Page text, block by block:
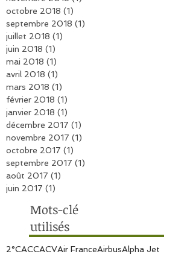
décembre 2018 (1)
novembre 2018
(1)1 post
octobre 2018
septembre 2018
juillet 2018 (1)
juin 2018 (1)1 post
mai 2018 (1)1 post
avril 2018 (1) 1 post
mars 2018 (1)1 post
février 2018 (1)1 post
janvier 2018 (1)1 post
décembre 2017 (1)
novembre 2017
(1)1 post
octobre 2017
septembre 2017
juin 2017 (1)1 post
Mots-clé
utilisés